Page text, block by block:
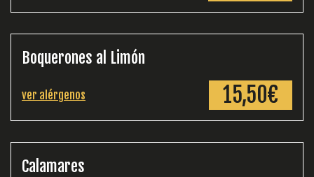
Boquerones al Limón
ver alérgenos 15,50€
Calamares